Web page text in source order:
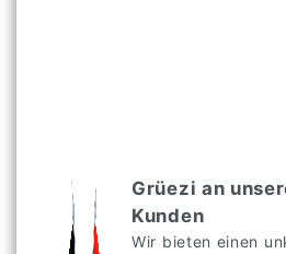
Grüezi an
Kunden
Wir bieten einen